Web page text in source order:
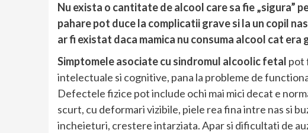
Nu exista o cantitate de alcool care sa fie „sigura”
pahare pot duce la complicatii grave si la un copil
ar fi existat daca mamica nu consuma alcool cat era
Simptomele asociate cu sindromul alcoolic fetal pot
intelectuale si cognitive, pana la probleme de
Defectele fizice pot include ochi mai mici decat e
scurt, cu deformari vizibile, piele rea fina intre nas si
incheieturi, crestere intarziata. Apar si dificultati de